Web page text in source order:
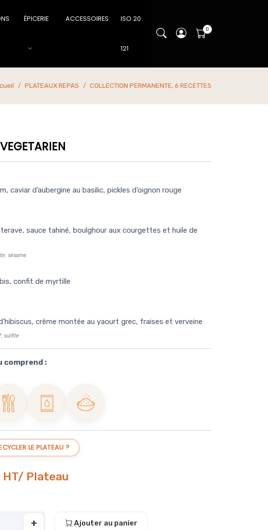
ÉPICERIE ACCESSOIRES ISO 20
121
PLATEAUX REPAS COLLECTION PERMANENTE, 6 RECETTES
caviar d’aubergine au basilic, pickles d’oignon rouge
sauce tahiné, boulghour aux courgettes et huile de
sésame
confit de myrtille
crème montée au yaourt grec, fraises et verveine
sulfite
comprend :
Couverts
en inox
Rince-
doigt
Sel de
Guérande
LE PLATEAU ?
HT/ Plateau
+ Ajouter au panier